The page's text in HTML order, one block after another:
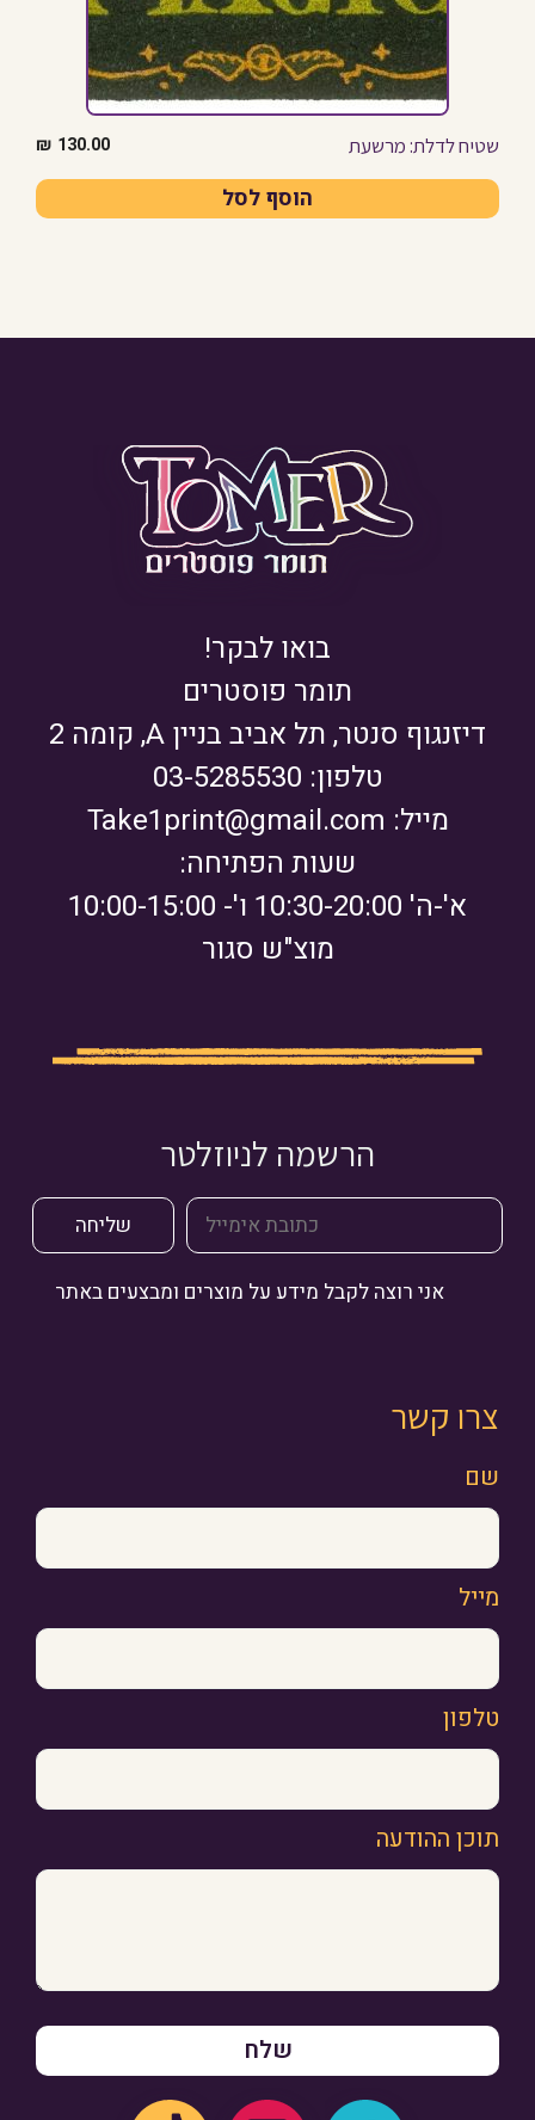
שטיח לדלת: מרשעת 130.00
₪
הוסף לסל
בואו לבקר!
תומר פוסטרים
דיזנגוף סנטר, תל אביב בניין A, קומה 2
טלפון: 03-5285530
מייל: Take1print@gmail.com
שעות הפתיחה:
א'-ה' 10:30-20:00 ו'- 10:00-15:00
מוצ"ש סגור
הרשמה לניוזלטר
אני רוצה לקבל מידע על מוצרים ומבצעים באתר
צרו קשר
שם
מייל
טלפון
תוכן ההודעה